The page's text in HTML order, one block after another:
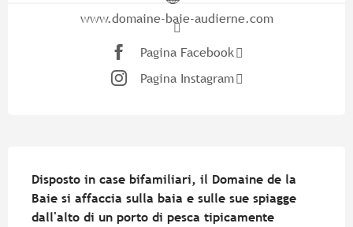
www.domaine-baie-audierne.com
Pagina Facebook
Pagina Instagram
Disposto in case bifamiliari, il Domaine de la
Baie si affaccia sulla baia e sulle sue spiagge
dall'alto di un porto di pesca tipicamente